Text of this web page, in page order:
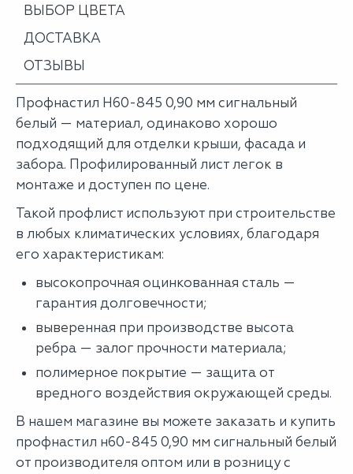
ВЫБОР ЦВЕТА
ДОСТАВКА
ОТЗЫВЫ
Профнастил Н60-845 0,90 мм сигнальный
белый — материал, одинаково хорошо
подходящий для отделки крыши, фасада и
забора. Профилированный лист легок в
монтаже и доступен по цене.
Такой профлист используют при строительстве
в любых климатических условиях, благодаря
его характеристикам:
высокопрочная оцинкованная сталь —
гарантия долговечности;
выверенная при производстве высота
ребра — залог прочности материала;
полимерное покрытие — защита от
вредного воздействия окружающей среды.
В нашем магазине вы можете заказать и купить
профнастил н60-845 0,90 мм сигнальный белый
от производителя оптом или в розницу с